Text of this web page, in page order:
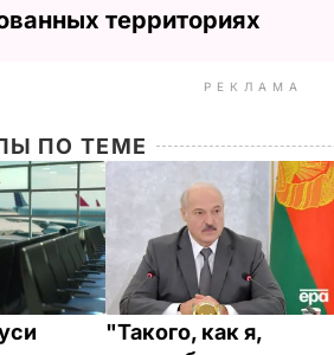
территориях
РЕКЛАМА
ПО ТЕМЕ
"Такого, как я,